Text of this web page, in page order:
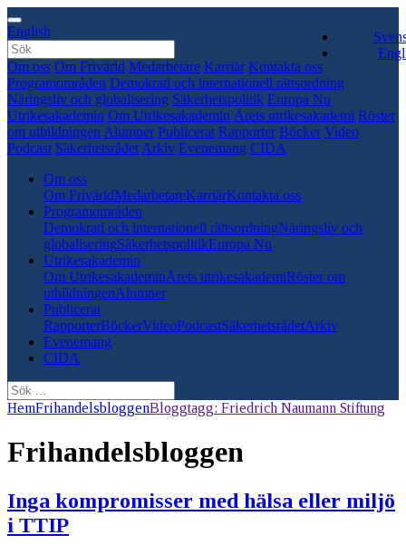
English
Om oss Om Frivärld Medarbetare Karriär Kontakta oss
Programområden Demokrati och internationell rättsordning
Näringsliv och globalisering Säkerhetspolitik Europa Nu
Utrikesakademin Om Utrikesakademin Årets utrikesakademi Röster
om utbildningen Alumner Publicerat Rapporter Böcker Video
Podcast Säkerhetsrådet Arkiv Evenemang CIDA
Om oss
Om FrivärldMedarbetareKarriärKontakta oss
Programområden
Demokrati och internationell rättsordningNäringsliv och
globaliseringSäkerhetspolitikEuropa Nu
Utrikesakademin
Om UtrikesakademinÅrets utrikesakademiRöster om
utbildningenAlumner
Publicerat
RapporterBöckerVideoPodcastSäkerhetsrådetArkiv
Evenemang
CIDA
HemFrihandelsbloggenBloggtagg: Friedrich Naumann Stiftung
Frihandelsbloggen
Inga kompromisser med hälsa eller miljö
i TTIP